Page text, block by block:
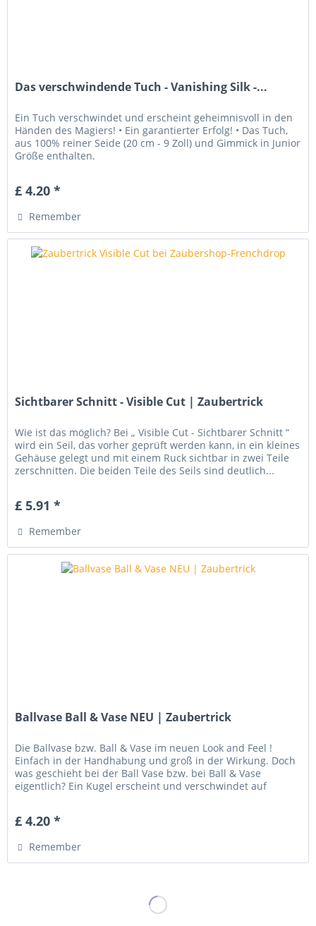
Das verschwindende Tuch - Vanishing Silk -...
Ein Tuch verschwindet und erscheint geheimnisvoll in den
Händen des Magiers! • Ein garantierter Erfolg! • Das Tuch,
aus 100% reiner Seide (20 cm - 9 Zoll) und Gimmick in Junior
Größe enthalten.
£ 4.20 *
Remember
Sichtbarer Schnitt - Visible Cut | Zaubertrick
Wie ist das möglich? Bei „ Visible Cut - Sichtbarer Schnitt “
wird ein Seil, das vorher geprüft werden kann, in ein kleines
Gehäuse gelegt und mit einem Ruck sichtbar in zwei Teile
zerschnitten. Die beiden Teile des Seils sind deutlich...
£ 5.91 *
Remember
Ballvase Ball & Vase NEU | Zaubertrick
Die Ballvase bzw. Ball & Vase im neuen Look and Feel !
Einfach in der Handhabung und groß in der Wirkung. Doch
was geschieht bei der Ball Vase bzw. bei Ball & Vase
eigentlich? Ein Kugel erscheint und verschwindet auf
£ 4.20 *
Remember